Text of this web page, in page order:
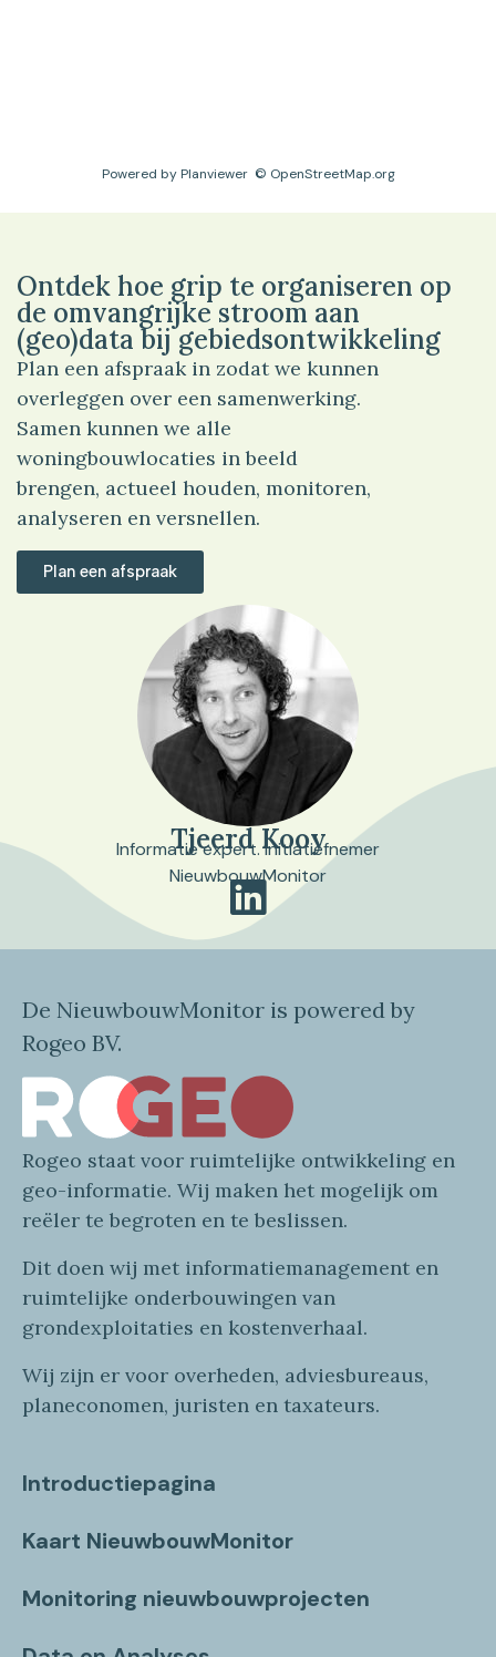
Powered by Planviewer© OpenStreetMap.org
Ontdek hoe grip te organiseren op
de omvangrijke stroom aan
(geo)data bij gebiedsontwikkeling
Plan een afspraak in zodat we kunnen
overleggen over een samenwerking.
Samen kunnen we alle
woningbouwlocaties in beeld
brengen, actueel houden, monitoren,
analyseren en versnellen.
Plan een afspraak
Tjeerd Kooy
Informatie expert. Initiatiefnemer
NieuwbouwMonitor
De NieuwbouwMonitor is powered by
Rogeo BV.
Rogeo staat voor ruimtelijke ontwikkeling en
geo-informatie. Wij maken het mogelijk om
reëler te begroten en te beslissen.
Dit doen wij met informatiemanagement en
ruimtelijke onderbouwingen van
grondexploitaties en kostenverhaal.
Wij zijn er voor overheden, adviesbureaus,
planeconomen, juristen en taxateurs.
Introductiepagina
Kaart NieuwbouwMonitor
Monitoring nieuwbouwprojecten